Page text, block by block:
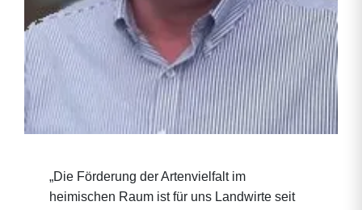
„Die Förderung der Artenvielfalt im
heimischen Raum ist für uns Landwirte seit